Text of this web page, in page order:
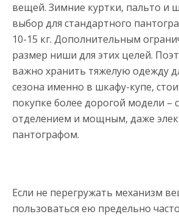
вещей. Зимние куртки, пальто и
выбор для стандартного
10-15 кг. Дополнительным
размер ниши для этих целей.
важно хранить тяжелую одежду
сезона именно в шкафу-купе,
покупке более дорогой модели –
отделением и мощным, даже
пантографом.
Если не перегружать механизм
пользоваться ею предельно